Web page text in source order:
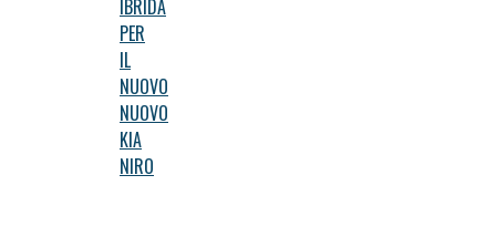
IBRIDA
PER
IL
NUOVO
NUOVO
KIA
NIRO